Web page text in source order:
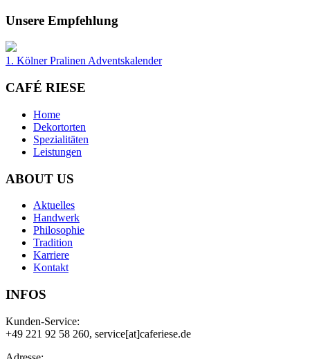
Unsere Empfehlung
1. Kölner Pralinen Adventskalender
CAFÉ RIESE
Home
Dekortorten
Spezialitäten
Leistungen
ABOUT US
Aktuelles
Handwerk
Philosophie
Tradition
Karriere
Kontakt
INFOS
Kunden-Service:
+49 221 92 58 260, service[at]caferiese.de